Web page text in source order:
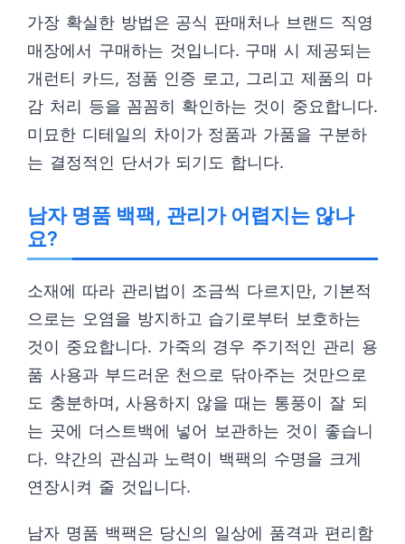
가장 확실한 방법은 공식 판매처나 브랜드 직영
매장에서 구매하는 것입니다. 구매 시 제공되는
개런티 카드, 정품 인증 로고, 그리고 제품의 마
감 처리 등을 꼼꼼히 확인하는 것이 중요합니다.
미묘한 디테일의 차이가 정품과 가품을 구분하
는 결정적인 단서가 되기도 합니다.
남자 명품 백팩, 관리가 어렵지는 않나
요?
소재에 따라 관리법이 조금씩 다르지만, 기본적
으로는 오염을 방지하고 습기로부터 보호하는
것이 중요합니다. 가죽의 경우 주기적인 관리 용
품 사용과 부드러운 천으로 닦아주는 것만으로
도 충분하며, 사용하지 않을 때는 통풍이 잘 되
는 곳에 더스트백에 넣어 보관하는 것이 좋습니
다. 약간의 관심과 노력이 백팩의 수명을 크게
연장시켜 줄 것입니다.
남자 명품 백팩은 당신의 일상에 품격과 편리함